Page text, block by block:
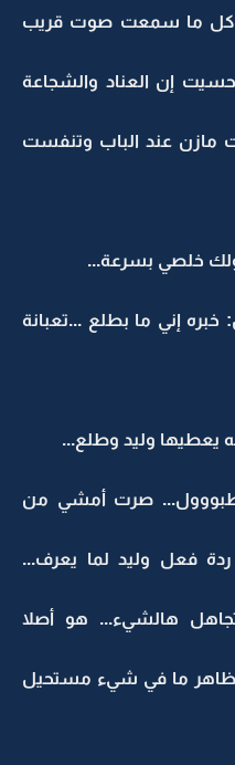
وكل ما سمعت صوت قريب
إن العناد والشجاعة
مازن عند الباب وتنفست
خلصي بسرعة...
إني ما بطلع ...تعبانة
يعطيها وليد وطلع...
صرت أمشي من
ردة فعل وليد لما يعرف...
هالشيء... هو أصلا
ما في شيء مستحيل